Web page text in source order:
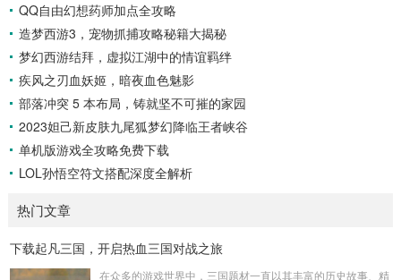
QQ自由幻想药师加点全攻略
造梦西游3，宠物抓捕攻略秘籍大揭秘
梦幻西游结拜，虚拟江湖中的情谊羁绊
疾风之刃血妖姬，暗夜血色魅影
部落冲突 5 本布局，铸就坚不可摧的家园
2023妲己新皮肤九尾狐梦幻降临王者峡谷
单机版游戏全攻略免费下载
LOL孙悟空符文搭配深度全解析
热门文章
下载起凡三国，开启热血三国对战之旅
在众多的游戏世界中，三国题材一直以其丰富的历史故事、精